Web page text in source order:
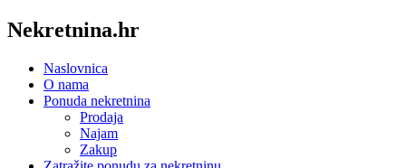
Nekretnina.hr
Naslovnica
O nama
Ponuda nekretnina
Prodaja
Najam
Zakup